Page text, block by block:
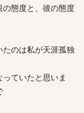
態度と、彼の態度
のは私が天涯孤独
ていたと思いま